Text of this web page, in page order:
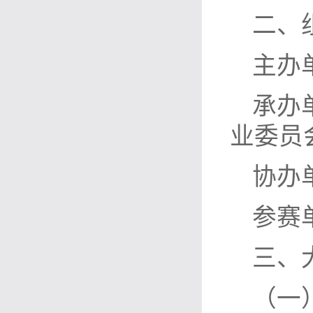
二、
主办
承办
业委员
协办
参赛
三、
（